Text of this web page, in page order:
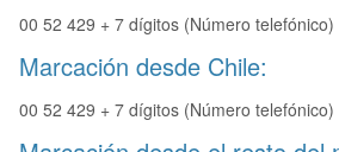
00 52 429 + 7 dígitos (Número telefónico)
Marcación desde Chile:
00 52 429 + 7 dígitos (Número telefónico)